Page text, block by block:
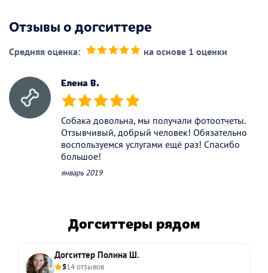
Отзывы о догситтере
Средняя оценка: на основе 1 оценки
Елена В.
(*) (*) (*) (*) (*)
Собака довольна, мы получали фотоотчеты.
Отзывчивый, добрый человек! Обязательно
воспользуемся услугами ещё раз! Спасибо
большое!
январь 2019
Догситтеры рядом
Догситтер Полина Ш.
514 отзывов